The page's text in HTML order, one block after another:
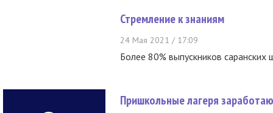
Стремление к знаниям
24 Мая 2021 / 17:09
Более 80% выпускников
Пришкольные лагеря